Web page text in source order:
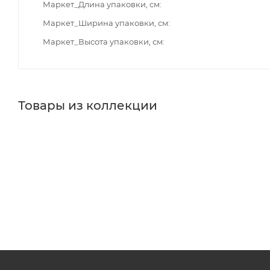
Маркет_Длина упаковки, см
Маркет_Ширина упаковки, см
Маркет_Высота упаковки, см
Товары из коллекции
Реквизиты